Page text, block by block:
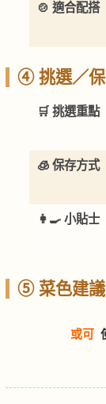
🍲 適合配搭
④ 挑選／保
🛒 挑選重點
🧊 保存方式
👩‍🍳 小貼士
⑤ 菜色建
或可